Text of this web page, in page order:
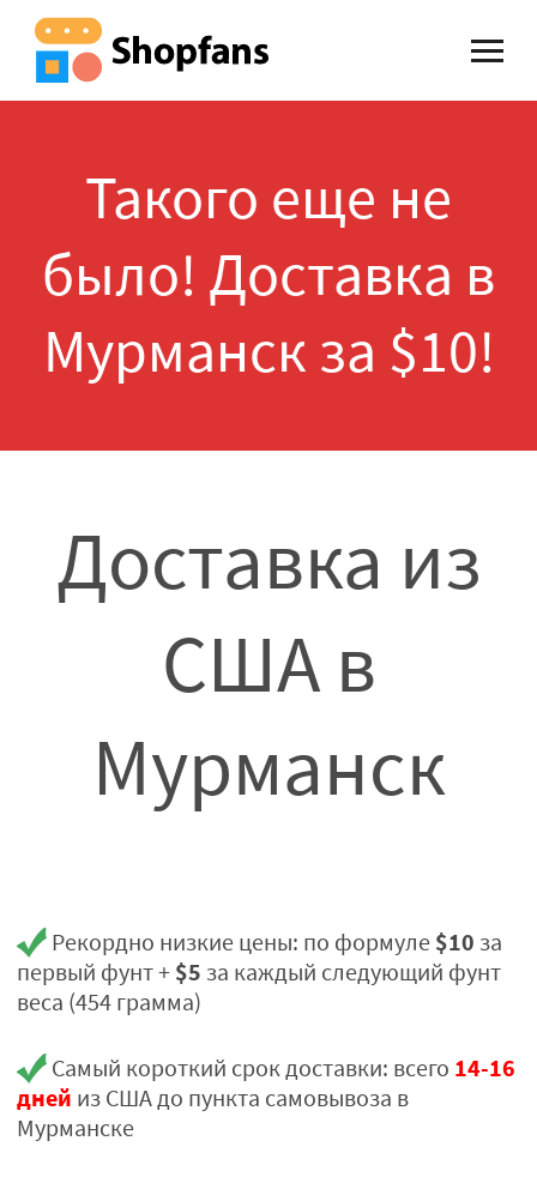
Такого еще не
было! Доставка в
Мурманск за $10!
Доставка из
США в
Мурманск
Рекордно низкие цены: по формуле $10 за
первый фунт + $5 за каждый следующий фунт
веса (454 грамма)
Самый короткий срок доставки: всего 14-16
дней из США до пункта самовывоза в
Мурманске